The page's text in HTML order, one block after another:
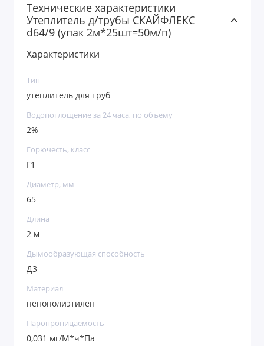
Технические характеристики
Утеплитель д/трубы СКАЙФЛЕКС
d64/9 (упак 2м*25шт=50м/п)
Характеристики
Тип
утеплитель для труб
Водопоглощение за 24 часа, по объему
2%
Горючесть, класс
Г1
Диаметр, мм
65
Длина
2 м
Дымообразующая способность
Д3
Материал
пенополиэтилен
Паропроницаемость
0,031 мг/М*ч*Па